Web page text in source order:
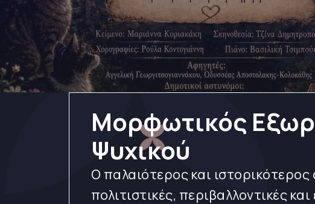
Μορφωτικός
Ψυχικού
Ο παλαιότερος και
πολιτιστικές, περιβαλλοντικές